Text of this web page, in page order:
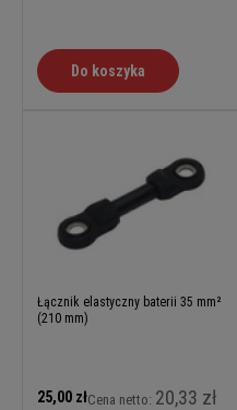
Do koszyka
Łącznik elastyczny baterii 35 mm²
(210 mm)
25,00 złCena netto: 20,33 zł